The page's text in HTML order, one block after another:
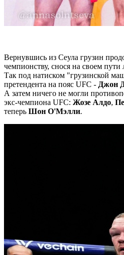
Вернувшись из Сеула грузин
чемпионству, снося на своем
Так под натиском "грузинской
претендента на пояс UFC - Джон
А затем ничего не могли
экс-чемпиона UFC: Жозе Алдо,
теперь Шон О'Мэлли.